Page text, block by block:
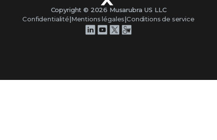
Copyright © 2026 Musarubra US LLC
Confidentialité|Mentions légales|Conditions de service